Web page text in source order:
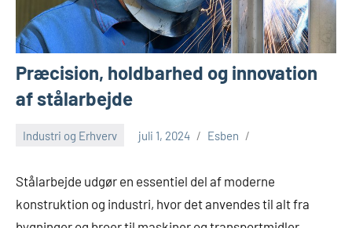
Præcision, holdbarhed og innovation
af stålarbejde
Industri og Erhverv juli 1, 2024 Esben
Stålarbejde udgør en essentiel del af moderne
konstruktion og industri, hvor det anvendes til alt fra